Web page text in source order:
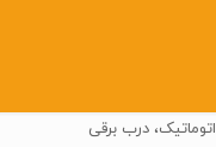
درب برقی